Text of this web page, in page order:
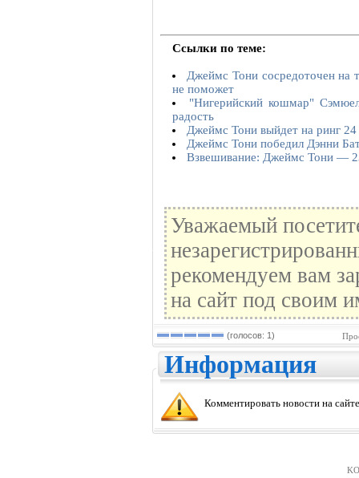
Ссылки по теме:
Джеймс Тони сосредоточен на
не поможет
"Нигерийский кошмар"
радость
Джеймс Тони выйдет на ринг 24
Джеймс Тони победил Дэнни
Взвешивание: Джеймс Тони —
Уважаемый
рекомендуем вам
на сайт под своим
(голосов: 1)
Информация
Комментировать новости на